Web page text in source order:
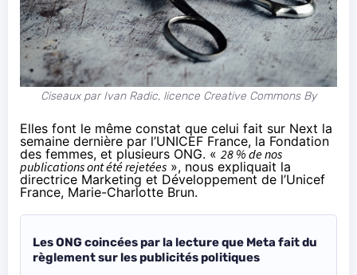
Ciseaux par Ivan Radic, licence Creative Commons By
Elles font le même constat que celui fait sur Next la
semaine dernière par l’UNICEF France, la Fondation
des femmes, et plusieurs ONG. « 28 % de nos
publications ont été rejetées », nous expliquait la
directrice Marketing et Développement de l’Unicef
France, Marie-Charlotte Brun.
Les ONG coincées par la lecture que Meta fait du
règlement sur les publicités politiques